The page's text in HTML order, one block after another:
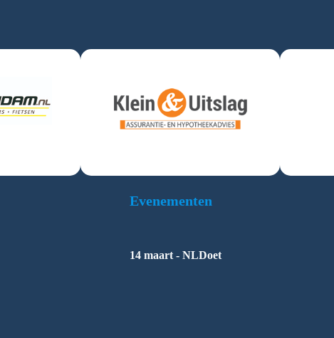
Evenementen
14 maart - NLDoet